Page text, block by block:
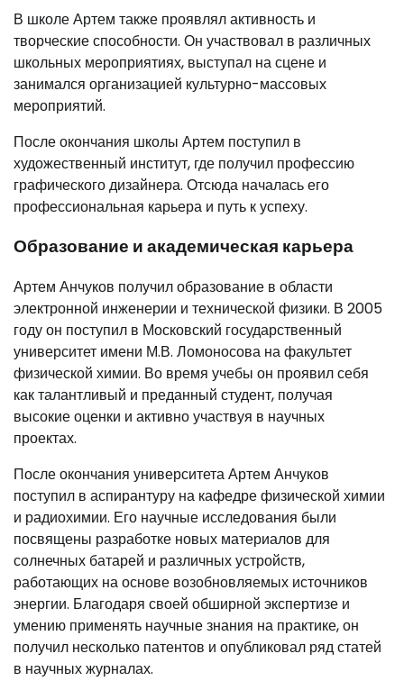
В школе Артем также проявлял активность и
творческие способности. Он участвовал в различных
школьных мероприятиях, выступал на сцене и
занимался организацией культурно-массовых
мероприятий.
После окончания школы Артем поступил в
художественный институт, где получил профессию
графического дизайнера. Отсюда началась его
профессиональная карьера и путь к успеху.
Образование и академическая карьера
Артем Анчуков получил образование в области
электронной инженерии и технической физики. В 2005
году он поступил в Московский государственный
университет имени М.В. Ломоносова на факультет
физической химии. Во время учебы он проявил себя
как талантливый и преданный студент, получая
высокие оценки и активно участвуя в научных
проектах.
После окончания университета Артем Анчуков
поступил в аспирантуру на кафедре физической химии
и радиохимии. Его научные исследования были
посвящены разработке новых материалов для
солнечных батарей и различных устройств,
работающих на основе возобновляемых источников
энергии. Благодаря своей обширной экспертизе и
умению применять научные знания на практике, он
получил несколько патентов и опубликовал ряд статей
в научных журналах.